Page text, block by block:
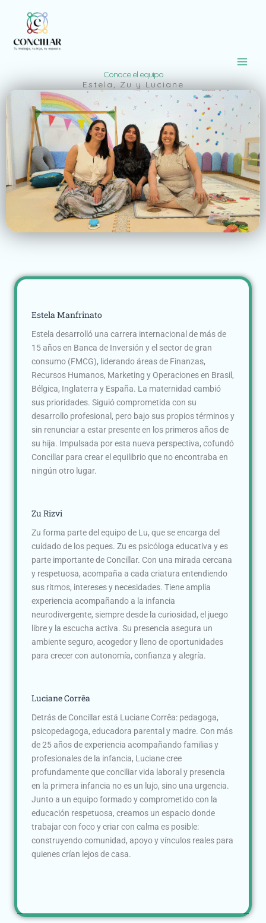
contenido
Conoce el equipo
Estela, Zu y Luciane
Estela Manfrinato
Estela desarrolló una carrera internacional de más de
15 años en Banca de Inversión y el sector de gran
consumo (FMCG), liderando áreas de Finanzas,
Recursos Humanos, Marketing y Operaciones en Brasil,
Bélgica, Inglaterra y España. La maternidad cambió
sus prioridades. Siguió comprometida con su
desarrollo profesional, pero bajo sus propios términos y
sin renunciar a estar presente en los primeros años de
su hija. Impulsada por esta nueva perspectiva, cofundó
Concillar para crear el equilibrio que no encontraba en
ningún otro lugar.
Zu Rizvi
Zu forma parte del equipo de Lu, que se encarga del
cuidado de los peques. Zu es psicóloga educativa y es
parte importante de Concillar. Con una mirada cercana
y respetuosa, acompaña a cada criatura entendiendo
sus ritmos, intereses y necesidades. Tiene amplia
experiencia acompañando a la infancia
neurodivergente, siempre desde la curiosidad, el juego
libre y la escucha activa. Su presencia asegura un
ambiente seguro, acogedor y lleno de oportunidades
para crecer con autonomía, confianza y alegría.
Luciane Corrêa
Detrás de Concillar está Luciane Corrêa: pedagoga,
psicopedagoga, educadora parental y madre. Con más
de 25 años de experiencia acompañando familias y
profesionales de la infancia, Luciane cree
profundamente que conciliar vida laboral y presencia
en la primera infancia no es un lujo, sino una urgencia.
Junto a un equipo formado y comprometido con la
educación respetuosa, creamos un espacio donde
trabajar con foco y criar con calma es posible:
construyendo comunidad, apoyo y vínculos reales para
quienes crían lejos de casa.